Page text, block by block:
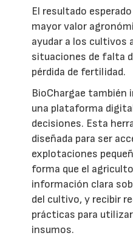
El resultado
mayor valor
ayudar a los cultivos
situaciones de falta
pérdida de fertilidad.
BioChargae también
una plataforma
decisiones. Esta
diseñada para ser
explotaciones
forma que el
información clara
del cultivo, y recibir
prácticas para
insumos.